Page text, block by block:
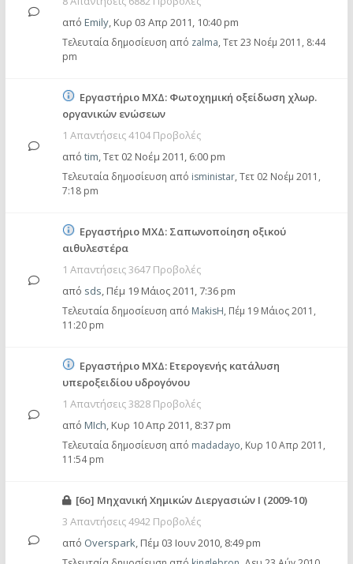
από Emily, Κυρ 03 Απρ 2011, 10:40 pm
Τελευταία δημοσίευση από zalma, Τετ 23 Νοέμ 2011, 8:44
pm
Εργαστήριο ΜΧΔ: Φωτοχημική οξείδωση χλωρ.
οργανικών ενώσεων
1 Απαντήσεις 4104 Προβολές
από tim,Τετ 02 Νοέμ 2011, 6:00 pm
Τελευταία δημοσίευση από isministar, Τετ 02 Νοέμ 2011,
7:18 pm
Εργαστήριο ΜΧΔ: Σαπωνοποίηση οξικού
αιθυλεστέρα
1 Απαντήσεις 3647 Προβολές
από sds, Πέμ 19 Μάιος 2011, 7:36 pm
Τελευταία δημοσίευση από MakisH, Πέμ 19 Μάιος 2011,
11:20 pm
Εργαστήριο ΜΧΔ: Ετερογενής κατάλυση
υπεροξειδίου υδρογόνου
1 Απαντήσεις 3828 Προβολές
από MIch, Κυρ 10 Απρ 2011, 8:37 pm
Τελευταία δημοσίευση από madadayo, Κυρ 10 Απρ 2011,
11:54 pm
[6ο] Μηχανική Χημικών Διεργασιών Ι (2009-10)
3 Απαντήσεις 4942 Προβολές
από Overspark, Πέμ 03 Ιουν 2010, 8:49 pm